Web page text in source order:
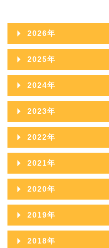
2026年
2026年08月
2026年07月
2026年06月
2026年05月
2026年04月
2026年03月
2026年02月
2026年01月
2025年
2025年12月
2025年11月
2025年10月
2025年09月
2025年08月
2025年07月
2025年06月
2025年05月
2024年
2024年12月
2024年11月
2024年10月
2024年09月
2024年08月
2024年07月
2024年06月
2023年
2023年12月
2023年11月
2023年10月
2023年09月
2023年08月
2023年07月
2022年
2022年12月
2022年11月
2022年10月
2022年09月
2022年08月
2021年
2021年12月
2021年11月
2021年10月
2020年
2020年12月
2020年11月
2019年
2019年12月
2018年